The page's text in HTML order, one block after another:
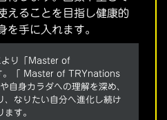
えることを目指し健康的
を手に入れます。
より「Master of
。「 Master of TRYnations
自身カラダへの理解を深め、
、なりたい自分へ進化し続け
す。